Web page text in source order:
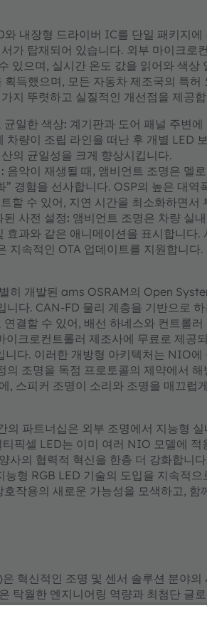
내장형 드라이버 IC를 단일 패키지
가 탑재되어 있습니다. 외부 마이크로
있으며, 실시간 온도 값을 읽어와 색
득했으며, 모든 자동차 제조국의 특
지 뚜렷하고 실질적인 개선점을 제공
균일한 색상: 계기판과 도어 패널 주변
차량이 조립 라인을 떠난 후 개별 LED
의 균일성을 크게 향상시킵니다.
음악이 재생될 때, 앰비언트 조명은 멜
” 경험을 선사합니다. OSP의 높은 대
할 수 있어, 지연 시간을 최소화하면서
된 사전 설정: 앰비언트 조명은 차량 실
효과와 같은 애니메이션을 표시합니다
지속적인 OTA 업데이트를 지원합니다.
히 개발된 ams OSRAM의 Open
니다. CAN-FD 물리 계층을 기반으로
결할 수 있어, 배선 하네스와 컨트롤
이크로컨트롤러 제조사에 무료로 제
니다. 이러한 개방형 아키텍처는 NIO
의 조명을 독점 프로토콜의 제약에서
, 스피커 조명이 소리와 조명을 매끄럽
파트너십은 외부 조명에서 지능형
픽셀 LED는 이미 여러 NIO 모델에
사의 협력적 혁신을 한층 더 강화합니
형 RGB LED 기술의 도입을 지속적
작용의 새로운 가능성을 모색하고,
혁신적인 조명 및 센서 솔루션 분야
탁월한 엔지니어링 역량과 최첨단 글
제공하고 있다.